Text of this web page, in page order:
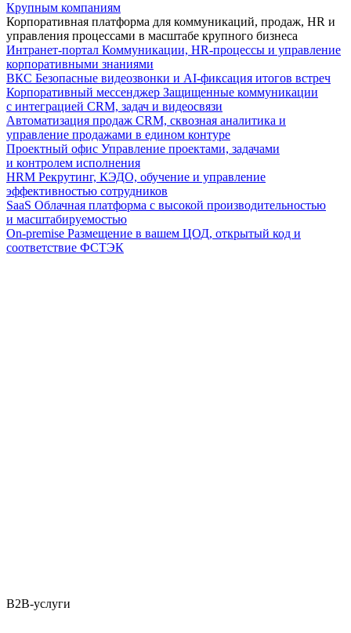
Крупным компаниям
Корпоративная платформа для коммуникаций, продаж, HR и
управления процессами в масштабе крупного бизнеса
Интранет-портал Коммуникации, HR-процессы и управление
корпоративными знаниями
ВКС Безопасные видеозвонки и AI-фиксация итогов встреч
Корпоративный мессенджер Защищенные коммуникации
с интеграцией CRM, задач и видеосвязи
Автоматизация продаж CRM, сквозная аналитика и
управление продажами в едином контуре
Проектный офис Управление проектами, задачами
и контролем исполнения
HRM Рекрутинг, КЭДО, обучение и управление
эффективностью сотрудников
SaaS Облачная платформа с высокой производительностью
и масштабируемостью
On-premise Размещение в вашем ЦОД, открытый код и
соответствие ФСТЭК
B2B-услуги